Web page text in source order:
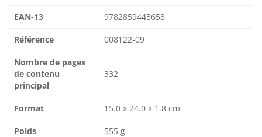
EAN-13 9782859443658
Référence 008122-09
Nombre de pages
de contenu
principal
332
Format 15.0 x 24.0 x 1.8 cm
Poids 555 g